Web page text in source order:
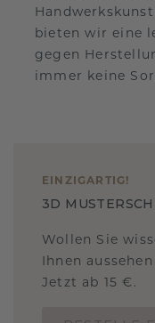
bieten wir eine
gegen
immer keine
EINZIGARTIG !
3D
Wollen Sie
Ihnen
Jetzt ab 15 €.